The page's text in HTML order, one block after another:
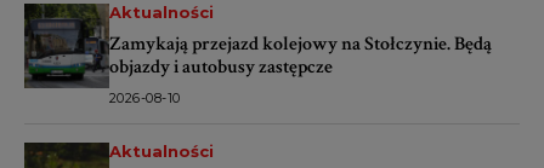
Aktualności
Zamykają przejazd kolejowy na Stołczynie. Będą
objazdy i autobusy zastępcze
2026-08-10
Aktualności